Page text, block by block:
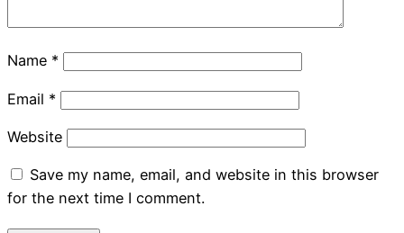
Name *
Email *
Website
Save my name, email, and website in this browser
for the next time I comment.